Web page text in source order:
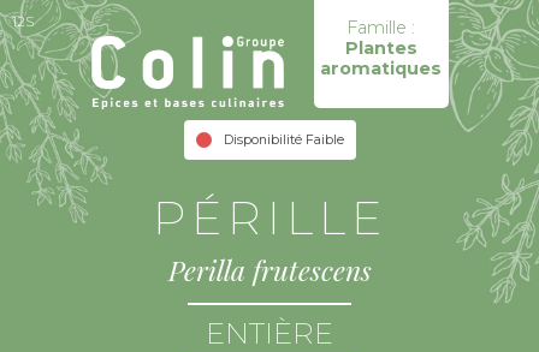
Famille :
Plantes
aromatiques
Disponibilité Faible
12S
PÉRILLE
Perilla frutescens
ENTIÈRE